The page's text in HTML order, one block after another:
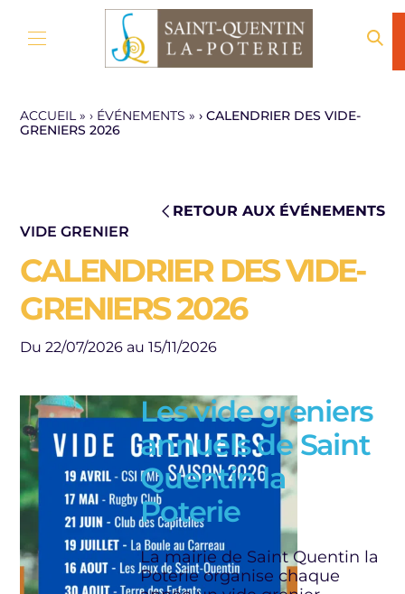
ACCUEIL» ÉVÉNEMENTS » CALENDRIER DES VIDE-
GRENIERS 2026
VIDE GRENIER
RETOUR AUX ÉVÉNEMENTS
CALENDRIER DES VIDE-
GRENIERS 2026
Du 22/07/2026 au 15/11/2026
Les vide greniers
annuels de Saint
Quentin la
Poterie
La mairie de Saint Quentin la
Poterie organise chaque